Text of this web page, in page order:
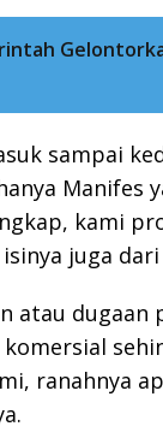
sampai
Manifes
kami
juga
atau dugaan
ranahnya